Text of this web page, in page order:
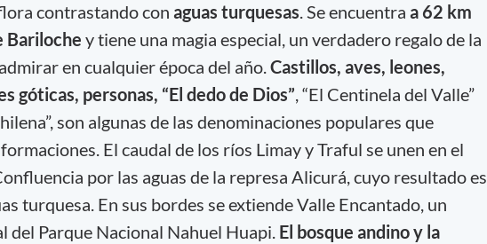
contrastando con aguas turquesas. Se encuentra a 62 km
Bariloche y tiene una magia especial, un verdadero regalo de la
en cualquier época del año.Castillos, aves, leones,
góticas, personas, “El dedo de Dios”, “El Centinela del Valle”
son algunas de las denominaciones populares que
El caudal de los ríos Limay y Traful se unen en el
por las aguas de la represa Alicurá, cuyo resultado es
turquesa. En sus bordes se extiende Valle Encantado, un
del Parque Nacional Nahuel Huapi. El bosque andino y la